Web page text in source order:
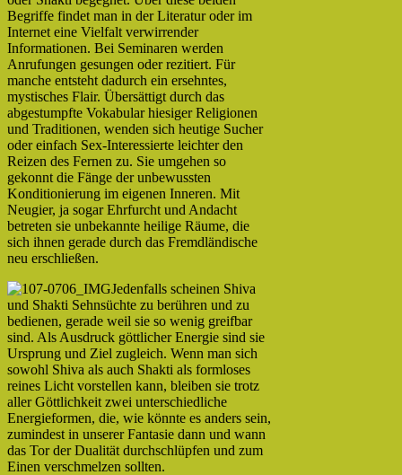
Begriffe findet man in der Literatur oder im
Internet eine Vielfalt verwirrender
Informationen. Bei Seminaren werden
Anrufungen gesungen oder rezitiert. Für
manche entsteht dadurch ein ersehntes,
mystisches Flair. Übersättigt durch das
abgestumpfte Vokabular hiesiger Religionen
und Traditionen, wenden sich heutige Sucher
oder einfach Sex-Interessierte leichter den
Reizen des Fernen zu. Sie umgehen so
gekonnt die Fänge der unbewussten
Konditionierung im eigenen Inneren. Mit
Neugier, ja sogar Ehrfurcht und Andacht
betreten sie unbekannte heilige Räume, die
sich ihnen gerade durch das Fremdländische
neu erschließen.
Jedenfalls scheinen Shiva
und Shakti Sehnsüchte zu berühren und zu
bedienen, gerade weil sie so wenig greifbar
sind. Als Ausdruck göttlicher Energie sind sie
Ursprung und Ziel zugleich. Wenn man sich
sowohl Shiva als auch Shakti als formloses
reines Licht vorstellen kann, bleiben sie trotz
aller Göttlichkeit zwei unterschiedliche
Energieformen, die, wie könnte es anders sein,
zumindest in unserer Fantasie dann und wann
das Tor der Dualität durchschlüpfen und zum
Einen verschmelzen sollten.